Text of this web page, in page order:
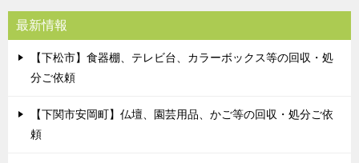
最新情報
【下松市】食器棚、テレビ台、カラーボックス等の回収・処
分ご依頼
【下関市安岡町】仏壇、園芸用品、かご等の回収・処分ご依
頼